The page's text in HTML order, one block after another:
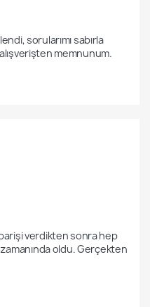
sorularımı sabırla
oldu. Gerçekten